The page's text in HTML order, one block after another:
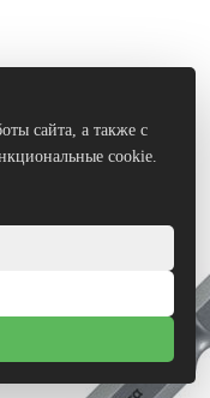
сайта, а также с
cookie.